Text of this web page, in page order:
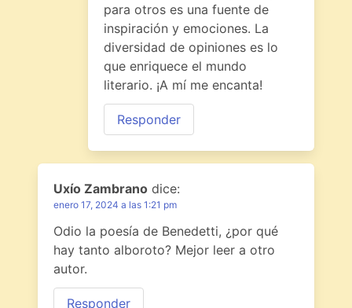
para otros es una fuente de
inspiración y emociones. La
diversidad de opiniones es lo
que enriquece el mundo
literario. ¡A mí me encanta!
Responder
Uxío Zambrano dice:
enero 17, 2024 a las 1:21 pm
Odio la poesía de Benedetti, ¿por qué
hay tanto alboroto? Mejor leer a otro
autor.
Responder